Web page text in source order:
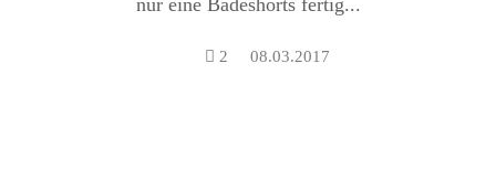
nur eine Badeshorts fertig...
2 08.03.2017